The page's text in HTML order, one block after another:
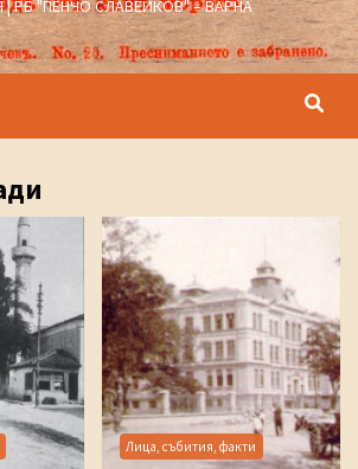
РБ "ПЕНЧО СЛАВЕЙКОВ" – ВАРНА
Лица, събития, факти